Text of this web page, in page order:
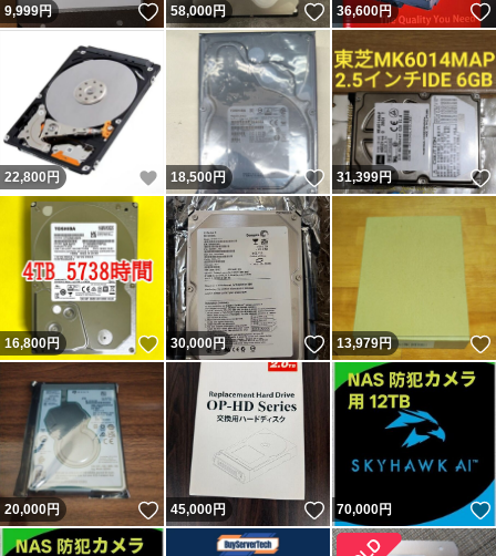
9,999円 いいね！
58,000円 いいね！
36,600円
22,800 円 いいね！
18,500円 いいね！
31,399円
16,800円 いいね！
30,000円 いいね！
13,979円
20,000円 いいね！
45,000円 いいね！
70,000円